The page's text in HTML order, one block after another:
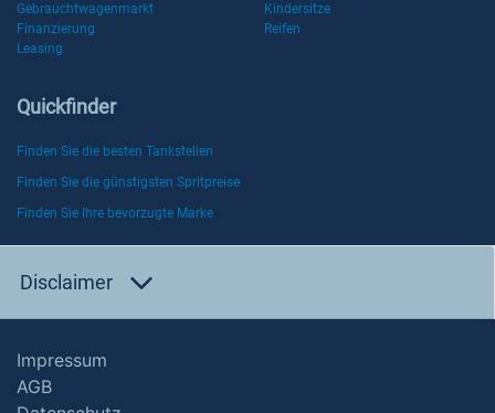
Gebrauchtwagenmarkt
Kindersitze
Finanzierung
Reifen
Leasing
Quickfinder
Finden Sie die besten Tankstellen
Finden Sie die günstigsten Spritpreise
Finden Sie Ihre bevorzugte Marke
Disclaimer
Impressum
AGB